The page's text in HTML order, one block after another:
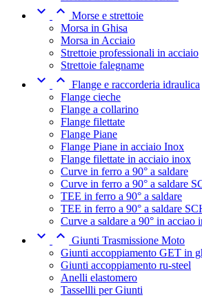
  Morse e strettoie
Morsa in Ghisa
Morsa in Acciaio
Strettoie professionali in acciaio
Strettoie falegname
  Flange e raccorderia idraulica
Flange cieche
Flange a collarino
Flange filettate
Flange Piane
Flange Piane in acciaio Inox
Flange filettate in acciaio inox
Curve in ferro a 90° a saldare
Curve in ferro a 90° a saldare
TEE in ferro a 90° a saldare
TEE in ferro a 90° a saldare
Curve a saldare a 90° in acciao
  Giunti Trasmissione Moto
Giunti accoppiamento GET in
Giunti accoppiamento ru-steel
Anelli elastomero
Tassellli per Giunti